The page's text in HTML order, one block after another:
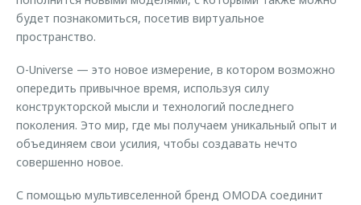
будет познакомиться, посетив виртуальное
пространство.
O-Universe — это новое измерение, в котором возможно
опередить привычное время, используя силу
конструкторской мысли и технологий последнего
поколения. Это мир, где мы получаем уникальный опыт и
объединяем свои усилия, чтобы создавать нечто
совершенно новое.
С помощью мультивселенной бренд OMODA соединит